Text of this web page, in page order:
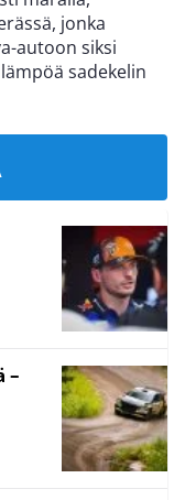
jonka
autoon siksi
sadekelin
–